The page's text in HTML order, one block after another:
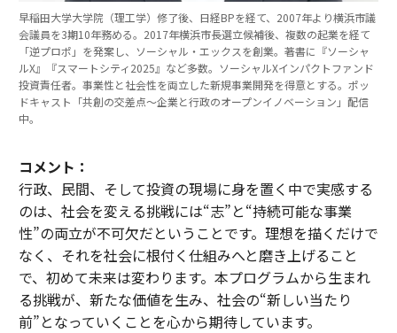
早稲田大学大学院（理工学）修了後、日経BPを経て、2007年より横浜市議
会議員を3期10年務める。2017年横浜市長選立候補後、複数の起業を経て
「逆プロポ」を発案し、ソーシャル・エックスを創業。著書に『ソーシャ
ルX』『スマートシティ2025』など多数。ソーシャルXインパクトファンド
投資責任者。事業性と社会性を両立した新規事業開発を得意とする。ポッ
ドキャスト「共創の交差点〜企業と行政のオープンイノベーション」配信
中。
コメント：
行政、民間、そして投資の現場に身を置く中で実感する
のは、社会を変える挑戦には“志”と“持続可能な事業
性”の両立が不可欠だということです。理想を描くだけで
なく、それを社会に根付く仕組みへと磨き上げること
で、初めて未来は変わります。本プログラムから生まれ
る挑戦が、新たな価値を生み、社会の“新しい当たり
前”となっていくことを心から期待しています。